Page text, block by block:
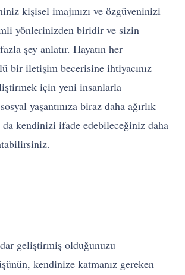
kişisel imajınızı ve özgüveninizi
yönlerinizden biridir ve sizin
şey anlatır. Hayatın her
bir iletişim becerisine ihtiyacınız
için yeni insanlarla
yaşantınıza biraz daha ağırlık
kendinizi ifade edebileceğiniz daha
geliştirmiş olduğunuzu
kendinize katmanız gereken